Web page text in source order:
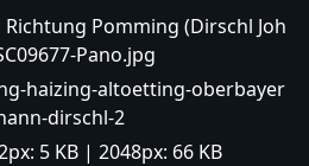
Richtung Pomming (Dirschl Joh
Pano.jpg
haizing-altoetting-oberbayer
dirschl-2
5 KB| 2048px: 66 KB